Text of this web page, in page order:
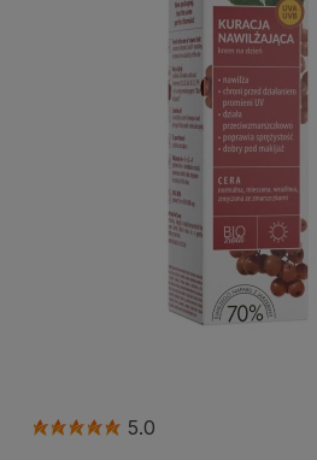
5.0